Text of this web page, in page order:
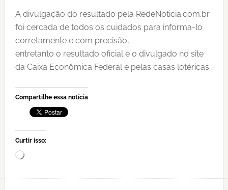
A divulgação do resultado pela RedeNoticia.com.br
foi cercada de todos os cuidados para informa-lo
corretamente e com precisão,
entretanto o resultado oficial é o divulgado no site
da Caixa Econômica Federal e pelas casas lotéricas.
Compartilhe essa notícia
Curtir isso:
Carregando...